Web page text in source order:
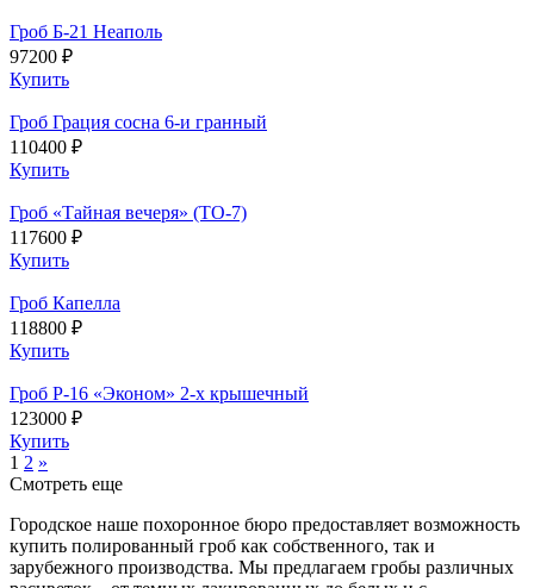
Гроб Б-21 Неаполь
97200 ₽
Купить
Гроб Грация сосна 6-и гранный
110400 ₽
Купить
Гроб «Тайная вечеря» (ТО-7)
117600 ₽
Купить
Гроб Капелла
118800 ₽
Купить
Гроб Р-16 «Эконом» 2-х крышечный
123000 ₽
Купить
1 2 »
Смотреть еще
Городское наше похоронное бюро предоставляет возможность
купить полированный гроб как собственного, так и
зарубежного производства. Мы предлагаем гробы различных